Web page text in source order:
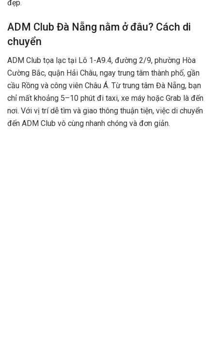
đẹp.
ADM Club Đà Nẵng nằm ở đâu? Cách di
chuyển
ADM Club tọa lạc tại Lô 1-A9.4, đường 2/9, phường Hòa
Cường Bắc, quận Hải Châu, ngay trung tâm thành phố, gần
cầu Rồng và công viên Châu Á. Từ trung tâm Đà Nẵng, bạn
chỉ mất khoảng 5–10 phút đi taxi, xe máy hoặc Grab là đến
nơi. Với vị trí dễ tìm và giao thông thuận tiện, việc di chuyển
đến ADM Club vô cùng nhanh chóng và đơn giản.